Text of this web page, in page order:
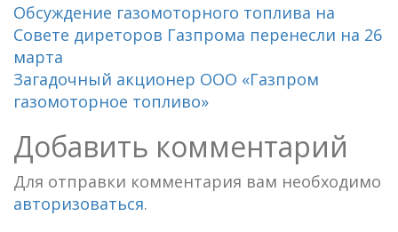
Обсуждение газомоторного топлива на
Совете диреторов Газпрома перенесли на 26
марта
Загадочный акционер ООО «Газпром
газомоторное топливо»
Добавить комментарий
Для отправки комментария вам необходимо
авторизоваться.